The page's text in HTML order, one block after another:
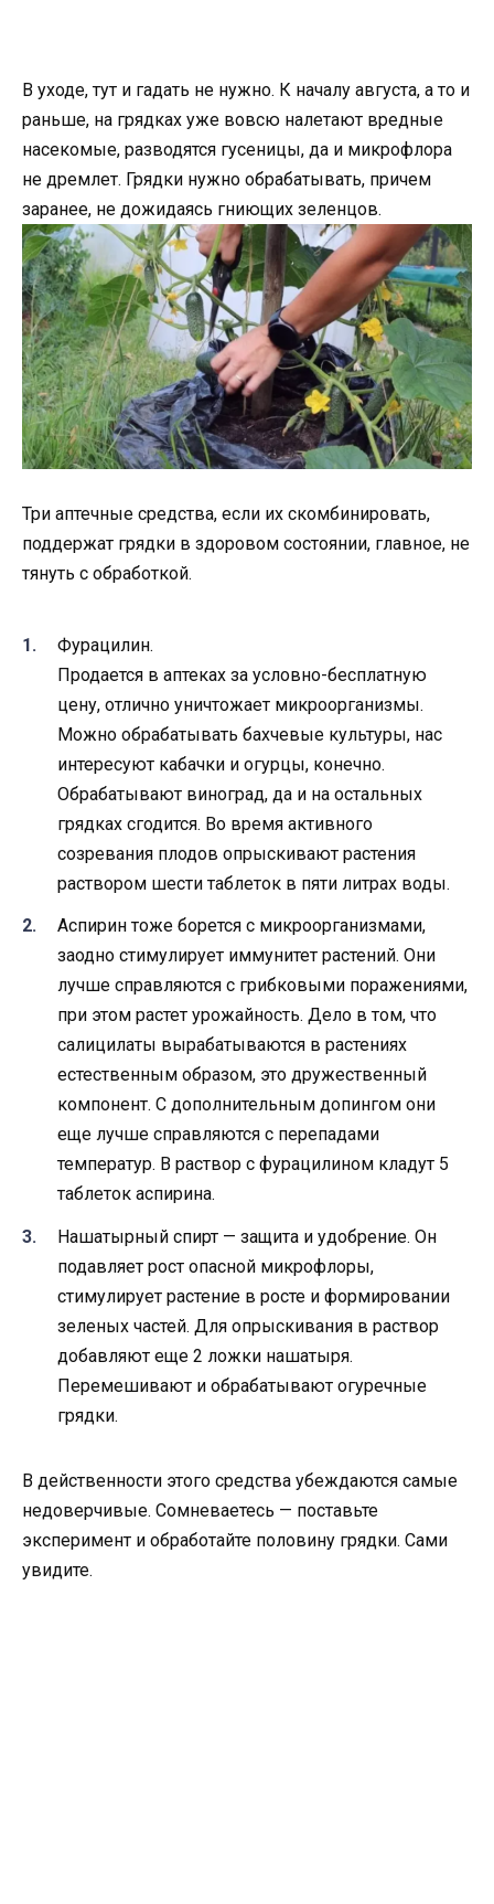
В уходе, тут и гадать не нужно. К началу августа, а то и
раньше, на грядках уже вовсю налетают вредные
насекомые, разводятся гусеницы, да и микрофлора
не дремлет. Грядки нужно обрабатывать, причем
заранее, не дожидаясь гниющих зеленцов.
Три аптечные средства, если их скомбинировать,
поддержат грядки в здоровом состоянии, главное, не
тянуть с обработкой.
Фурацилин.
Продается в аптеках за условно-бесплатную
цену, отлично уничтожает микроорганизмы.
Можно обрабатывать бахчевые культуры, нас
интересуют кабачки и огурцы, конечно.
Обрабатывают виноград, да и на остальных
грядках сгодится. Во время активного
созревания плодов опрыскивают растения
раствором шести таблеток в пяти литрах воды.
Аспирин тоже борется с микроорганизмами,
заодно стимулирует иммунитет растений. Они
лучше справляются с грибковыми поражениями,
при этом растет урожайность. Дело в том, что
салицилаты вырабатываются в растениях
естественным образом, это дружественный
компонент. С дополнительным допингом они
еще лучше справляются с перепадами
температур. В раствор с фурацилином кладут 5
таблеток аспирина.
Нашатырный спирт — защита и удобрение. Он
подавляет рост опасной микрофлоры,
стимулирует растение в росте и формировании
зеленых частей. Для опрыскивания в раствор
добавляют еще 2 ложки нашатыря.
Перемешивают и обрабатывают огуречные
грядки.
В действенности этого средства убеждаются самые
недоверчивые. Сомневаетесь — поставьте
эксперимент и обработайте половину грядки. Сами
увидите.